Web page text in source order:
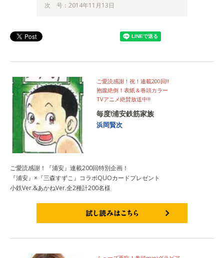
次 号：2014年11月13日
ご愛読感謝！祝！連載200回!!
抱腹絶倒！表紙＆巻頭カラー
TVアニメ絶賛放送中!!
毎度!浦安鉄筋家族
浜岡賢次
ご愛読感謝！『浦安』連載200回特別企画！
『浦安』×『三森すずこ』コラボQUOカードプレゼント
小鉄Ver.&あかねVer.全2種計200名様